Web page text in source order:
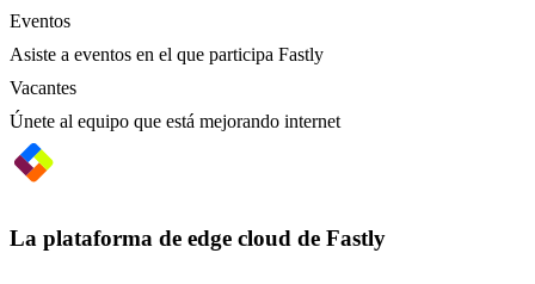
Eventos
Asiste a eventos en el que participa Fastly
Vacantes
Únete al equipo que está mejorando internet
La plataforma de edge cloud de Fastly